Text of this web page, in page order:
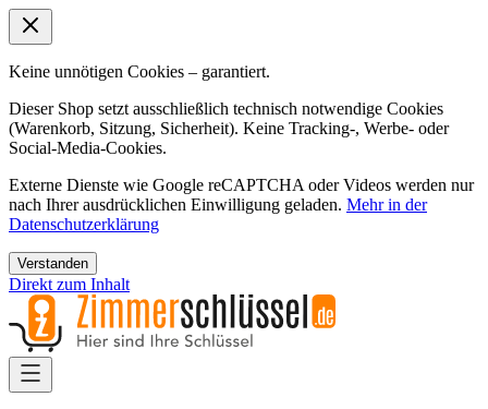
Keine unnötigen Cookies – garantiert.
Dieser Shop setzt ausschließlich technisch notwendige Cookies
(Warenkorb, Sitzung, Sicherheit). Keine Tracking-, Werbe- oder
Social-Media-Cookies.
Externe Dienste wie Google reCAPTCHA oder Videos werden nur
nach Ihrer ausdrücklichen Einwilligung geladen. Mehr in der
Datenschutzerklärung
Verstanden
Direkt zum Inhalt